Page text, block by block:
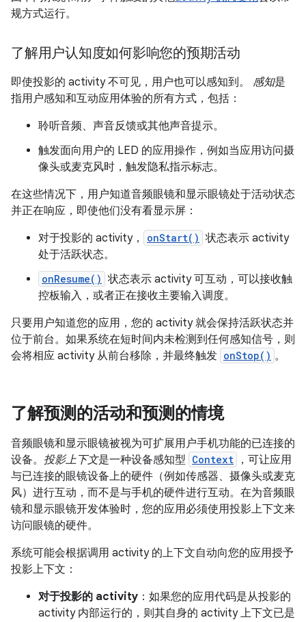
规方式运行。
了解用户认知度如何影响您的预期活动
即使投影的 activity 不可见，用户也可以感知到。 感知是
指用户感知和互动应用体验的所有方式，包括：
聆听音频、声音反馈或其他声音提示。
触发面向用户的 LED 的应用操作，例如当应用访问摄
像头或麦克风时，触发隐私指示标志。
在这些情况下，用户知道音频眼镜和显示眼镜处于活动状态
并正在响应，即使他们没有看显示屏：
对于投影的 activity，
onStart() 状态表示 activity
处于活跃状态。
onResume() 状态表示 activity 可互动，可以接收触
控板输入，或者正在接收主要输入调度。
只要用户知道您的应用，您的 activity 就会保持活跃状态并
位于前台。如果系统在短时间内未检测到任何感知信号，则
会将相应 activity 从前台移除，并最终触发 onStop() 。
了解预测的活动和预测的情境
音频眼镜和显示眼镜被视为可扩展用户手机功能的已连接的
设备。 投影上下文是一种设备感知型 Context
，可让应用
与已连接的眼镜设备上的硬件（例如传感器、摄像头或麦克
风）进行互动，而不是与手机的硬件进行互动。在为音频眼
镜和显示眼镜开发体验时，您的应用必须使用投影上下文来
访问眼镜的硬件。
系统可能会根据调用 activity 的上下文自动向您的应用授予
投影上下文：
对于投影的 activity ：如果您的应用代码是从投影的
activity 内部运行的，则其自身的 activity 上下文已是